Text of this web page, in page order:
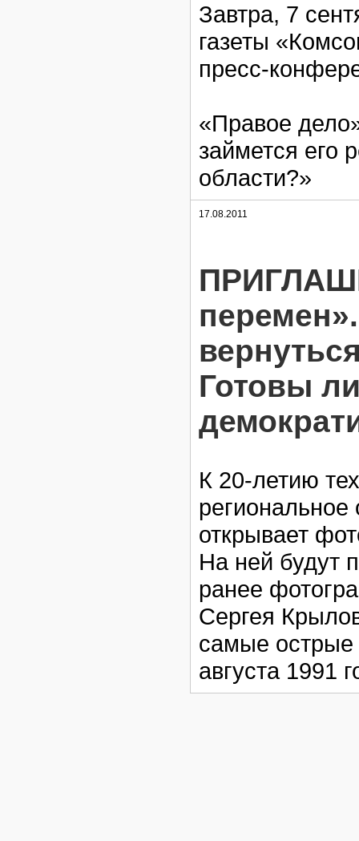
Завтра, 7
газеты
пресс-
«Правое
займется его
области?»
17.08.2011
Готовы
К 20-летию
открывает
На ней будут
ранее
Сергея
самые
августа 1991